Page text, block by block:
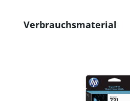
Produktgalerie überspringen
Verbrauchsmaterial